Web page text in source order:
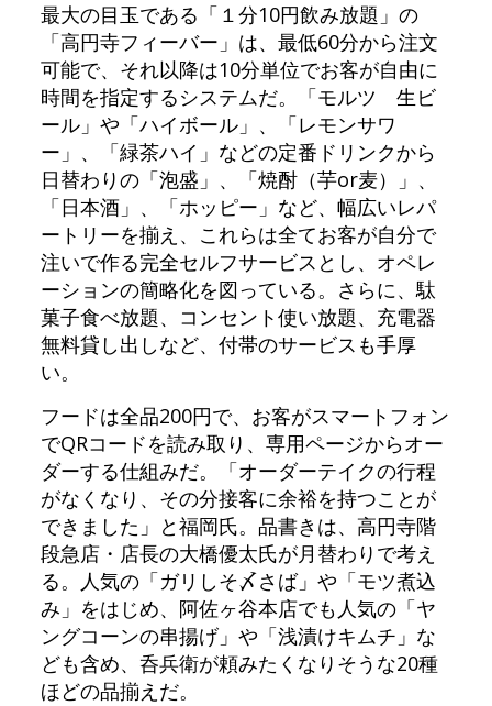
最大の目玉である「１分10円飲み放題」の
「高円寺フィーバー」は、最低60分から注文
可能で、それ以降は10分単位でお客が自由に
時間を指定するシステムだ。「モルツ 生ビ
ール」や「ハイボール」、「レモンサワ
ー」、「緑茶ハイ」などの定番ドリンクから
日替わりの「泡盛」、「焼酎（芋or麦）」、
「日本酒」、「ホッピー」など、幅広いレパ
ートリーを揃え、これらは全てお客が自分で
注いで作る完全セルフサービスとし、オペレ
ーションの簡略化を図っている。さらに、駄
菓子食べ放題、コンセント使い放題、充電器
無料貸し出しなど、付帯のサービスも手厚
い。
フードは全品200円で、お客がスマートフォン
でQRコードを読み取り、専用ページからオー
ダーする仕組みだ。「オーダーテイクの行程
がなくなり、その分接客に余裕を持つことが
できました」と福岡氏。品書きは、高円寺階
段急店・店長の大橋優太氏が月替わりで考え
る。人気の「ガリしそ〆さば」や「モツ煮込
み」をはじめ、阿佐ヶ谷本店でも人気の「ヤ
ングコーンの串揚げ」や「浅漬けキムチ」な
ども含め、呑兵衛が頼みたくなりそうな20種
ほどの品揃えだ。